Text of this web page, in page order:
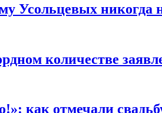
Усольцевых никогда
количестве
как отмечали